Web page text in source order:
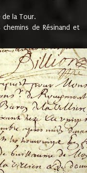
la Tour.
de Résinand et